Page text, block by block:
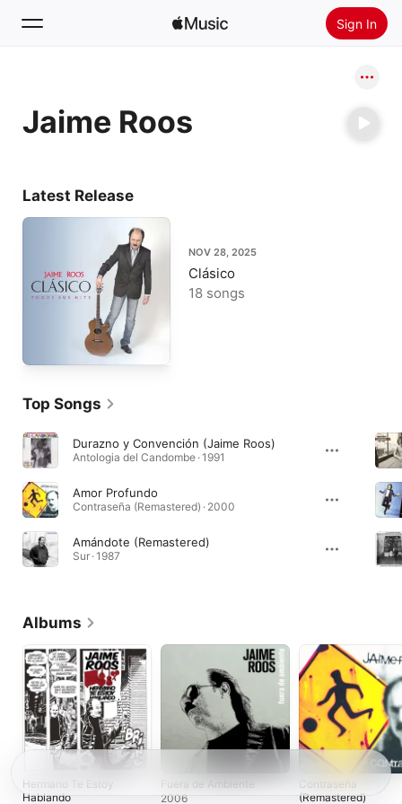
Sign In
Home
Jaime Roos
Latest Release
NOV 28, 2025
Clásico
18 songs
Top Songs
Durazno y Convención (Jaime Roos)
Antologia del Candombe · 1991
Amor Profundo
Contraseña (Remastered) · 2000
Amándote (Remastered)
Sur · 1987
Albums
Hermano Te Estoy
Hablando
Fuera de Ambiente
2006
Contraseña
(Remastered)